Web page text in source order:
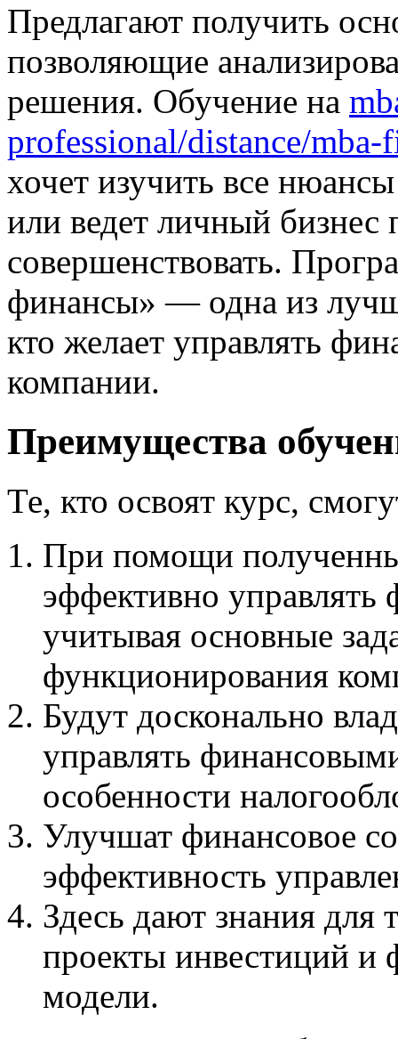
Предлагают получить
позволяющие
решения. Обучение на
professional/distance/mba-
хочет изучить все
или ведет личный бизнес
совершенствовать.
финансы» — одна из
кто желает управлять
компании.
Преимущества
Те, кто освоят курс,
При помощи
эффективно управлять
учитывая основные
функционирования
Будут досконально
управлять
особенности
Улучшат финансовое
эффективность
Здесь дают знания для
проекты инвестиций и
модели.